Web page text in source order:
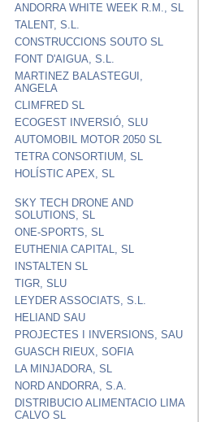
ANDORRA WHITE WEEK R.M., SL
TALENT, S.L.
CONSTRUCCIONS SOUTO SL
FONT D'AIGUA, S.L.
MARTINEZ BALASTEGUI,
ANGELA
CLIMFRED SL
ECOGEST INVERSIÓ, SLU
AUTOMOBIL MOTOR 2050 SL
TETRA CONSORTIUM, SL
HOLÍSTIC APEX, SL
SKY TECH DRONE AND
SOLUTIONS, SL
ONE-SPORTS, SL
EUTHENIA CAPITAL, SL
INSTALTEN SL
TIGR, SLU
LEYDER ASSOCIATS, S.L.
HELIAND SAU
PROJECTES I INVERSIONS, SAU
GUASCH RIEUX, SOFIA
LA MINJADORA, SL
NORD ANDORRA, S.A.
DISTRIBUCIO ALIMENTACIO LIMA
CALVO SL